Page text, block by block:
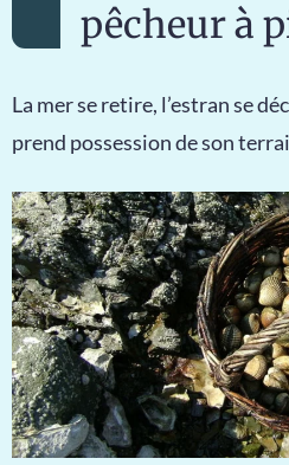
pêcheur à
La mer se retire, l’estran se
prend possession de son